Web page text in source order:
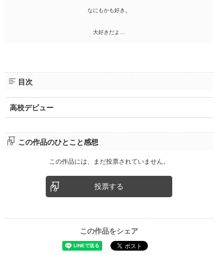
なにもかも好き。
大好きだよ…
目次
高校デビュー
この作品のひとこと感想
この作品には、まだ投票されていません。
投票する
この作品をシェア